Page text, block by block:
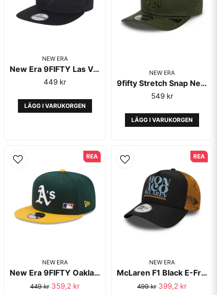
NEW ERA
New Era 9FIFTY Las Vegas Raiders Black
449 kr
LÄGG I VARUKORGEN
NEW ERA
9fifty Stretch Snap New York Yankees Essential Green - New Era
549 kr
LÄGG I VARUKORGEN
NEW ERA
New Era 9FIFTY Oakland Athletics Green
449 kr 359,2 kr
REA
NEW ERA
McLaren F1 Black E-Frame Trucker - New Era
499 kr 399,2 kr
REA